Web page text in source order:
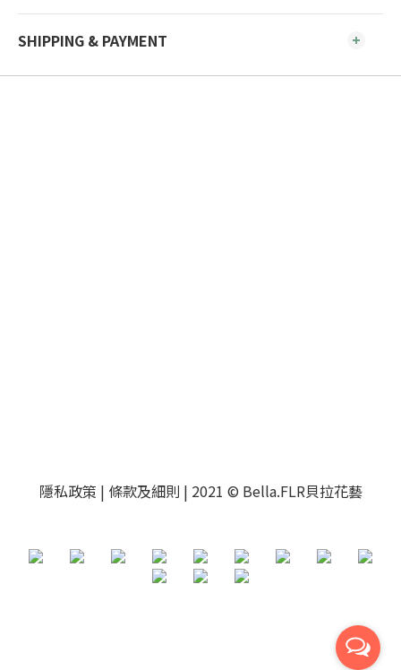
SHIPPING & PAYMENT
隱私政策 | 條款及細則 | 2021 © Bella.FLR貝拉花藝